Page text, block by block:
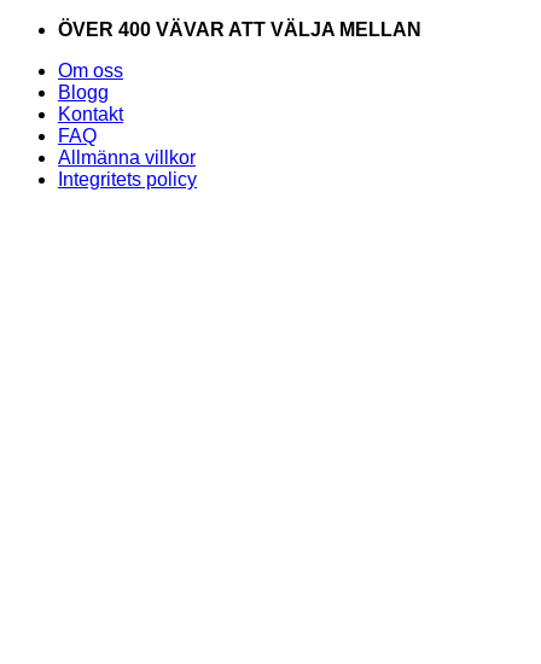
Skip
content
ÖVER 400 VÄVAR ATT VÄLJA MELLAN
Om oss
Blogg
Kontakt
FAQ
Allmänna villkor
Integritets policy